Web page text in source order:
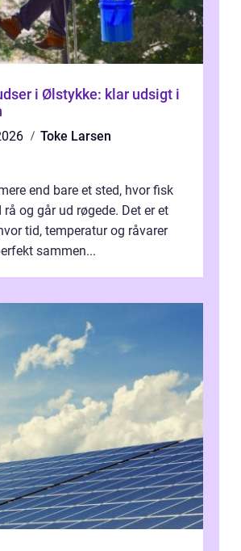
i Ølstykke: klar udsigt i
Toke Larsen
end bare et sted, hvor fisk
og går ud røgede. Det er et
tid, temperatur og råvarer
sammen...